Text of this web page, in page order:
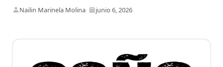
Nailin Marinela Molina junio 6, 2026